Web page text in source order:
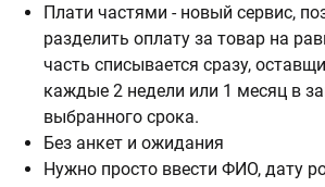
Плати частями - новый сервис,
разделить оплату за товар на
часть списывается сразу,
каждые 2 недели или 1 месяц в
выбранного срока.
Без анкет и ожидания
Нужно просто ввести ФИО, дату